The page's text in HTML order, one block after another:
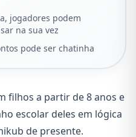
jogadores podem
na sua vez
pode ser chatinha
filhos a partir de 8 anos e
escolar deles em lógica
de presente.